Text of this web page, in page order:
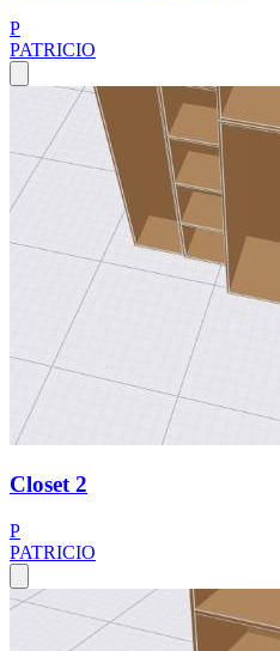
P
PATRICIO
Closet 2
P
PATRICIO